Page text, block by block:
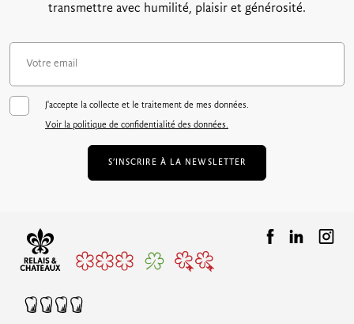
transmettre avec humilité, plaisir et générosité.
J'accepte la collecte et le traitement de mes données.
Voir la politique de confidentialité des données.
S’INSCRIRE À LA NEWSLETTER